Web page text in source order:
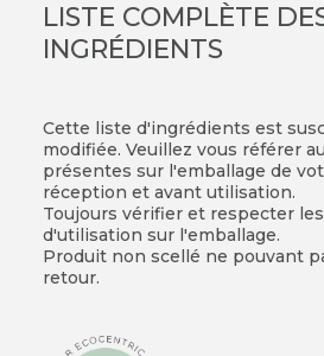
LISTE COMPLÈTE
INGRÉDIENTS
Cette liste d'ingrédients est
modifiée. Veuillez vous référer
présentes sur l'emballage de
réception et avant utilisation.
Toujours vérifier et respecter
d'utilisation sur l'emballage.
Produit non scellé ne pouvant
retour.